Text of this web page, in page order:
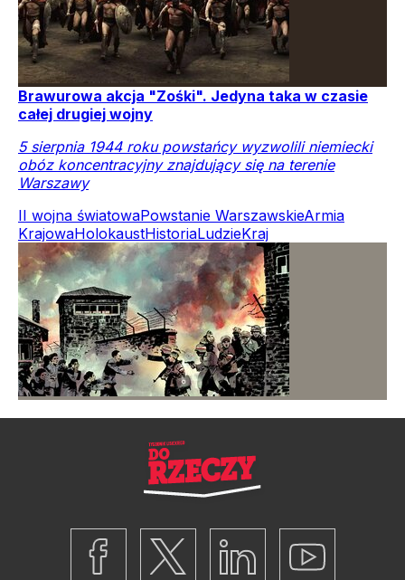
Brawurowa akcja "Zośki". Jedyna taka w czasie
całej drugiej wojny
5 sierpnia 1944 roku powstańcy wyzwolili niemiecki
obóz koncentracyjny znajdujący się na terenie
Warszawy
II wojna światowaPowstanie WarszawskieArmia
KrajowaHolokaustHistoriaLudzieKraj